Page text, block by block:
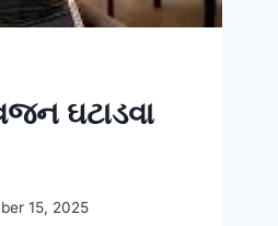
ઘટાડવા
15, 2025